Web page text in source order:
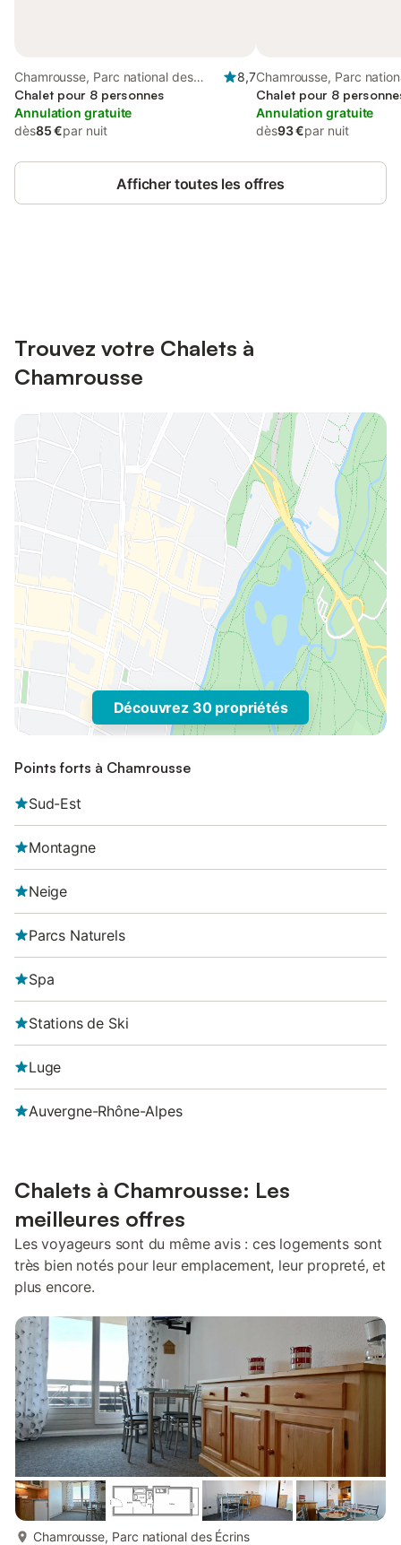
Chamrousse, Parc national des
Écrins
8,7
Chalet pour 8 personnes
Annulation gratuite
dès85 €par nuit
Chamrousse, Parc
Écrins
Chalet pour 8
Annulation gratuite
dès93 €par nuit
Afficher toutes les offres
Trouvez votre Chalets à
Chamrousse
Découvrez 30 propriétés
Points forts à Chamrousse
Sud-Est
Montagne
Neige
Parcs Naturels
Spa
Stations de Ski
Luge
Auvergne-Rhône-Alpes
Chalets à Chamrousse: Les
meilleures offres
Les voyageurs sont du même avis : ces logements sont
très bien notés pour leur emplacement, leur propreté, et
plus encore.
Chamrousse, Parc national des Écrins